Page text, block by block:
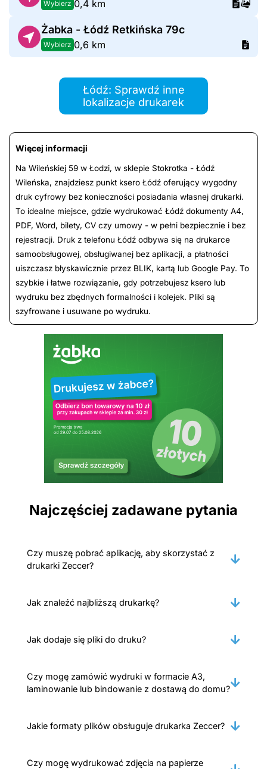
Wybierz 0,4 km
Żabka - Łódź Retkińska 79c
Wybierz 0,6 km
Łódź: Sprawdź inne
lokalizacje drukarek
Więcej informacji
Na Wileńskiej 59 w Łodzi, w sklepie Stokrotka - Łódź
Wileńska, znajdziesz punkt ksero Łódź oferujący wygodny
druk cyfrowy bez konieczności posiadania własnej drukarki.
To idealne miejsce, gdzie wydrukować Łódź dokumenty A4,
PDF, Word, bilety, CV czy umowy - w pełni bezpiecznie i bez
rejestracji. Druk z telefonu Łódź odbywa się na drukarce
samoobsługowej, obsługiwanej bez aplikacji, a płatności
uiszczasz błyskawicznie przez BLIK, kartą lub Google Pay. To
szybkie i łatwe rozwiązanie, gdy potrzebujesz ksero lub
wydruku bez zbędnych formalności i kolejek. Pliki są
szyfrowane i usuwane po wydruku.
Najczęściej zadawane pytania
Czy muszę pobrać aplikację, aby skorzystać z
drukarki Zeccer?
Jak znaleźć najbliższą drukarkę?
Jak dodaje się pliki do druku?
Czy mogę zamówić wydruki w formacie A3,
laminowanie lub bindowanie z dostawą do domu?
Jakie formaty plików obsługuje drukarka Zeccer?
Czy mogę wydrukować zdjęcia na papierze